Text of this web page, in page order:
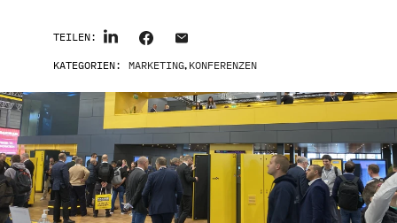
TEILEN:
KATEGORIEN: MARKETING, KONFERENZEN